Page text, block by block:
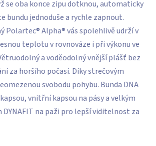
se oba konce zipu dotknou, automaticky
bundu jednoduše a rychle zapnout.
Polartec® Alpha® vás spolehlivě udrží v
teplotu v rovnováze i při výkonu ve
a voděodolný vnější plášť bez
za horšího počasí. Díky strečovým
svobodu pohybu. Bunda DNA
vnitřní kapsou na pásy a velkým
na paži pro lepší viditelnost za